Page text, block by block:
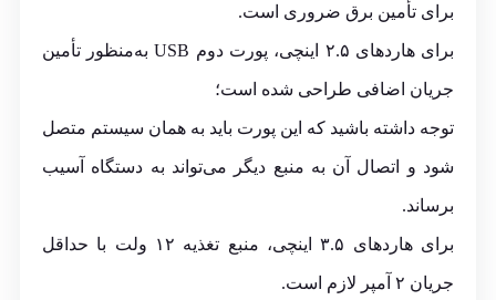
برای تأمین برق ضروری است.
برای هاردهای ۲.۵ اینچی، پورت دوم USB به‌منظور تأمین
جریان اضافی طراحی شده است؛
توجه داشته باشید که این پورت باید به همان سیستم متصل
شود و اتصال آن به منبع دیگر می‌تواند به دستگاه آسیب
برساند.
برای هاردهای ۳.۵ اینچی، منبع تغذیه ۱۲ ولت با حداقل
جریان ۲ آمپر لازم است.